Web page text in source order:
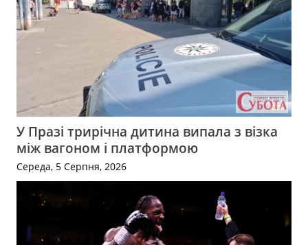
У Празі трирічна дитина випала з візка
між вагоном і платформою
Середа, 5 Серпня, 2026